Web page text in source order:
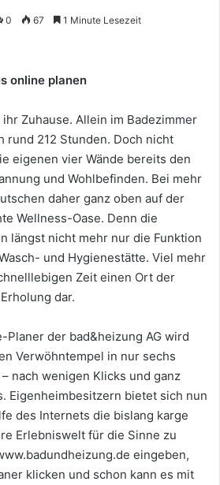
0 67 1 Minute Lesezeit
online planen
Zuhause. Allein im Badezimmer
rund 212 Stunden. Doch nicht
eigenen vier Wände bereits den
und Wohlbefinden. Bei mehr
daher ganz oben auf der
Wellness-Oase. Denn die
längst nicht mehr nur die Funktion
und Hygienestätte. Viel mehr
Zeit einen Ort der
dar.
Planer der bad&heizung AG wird
Verwöhntempel in nur sechs
nach wenigen Klicks und ganz
Eigenheimbesitzern bietet sich nun
des Internets die bislang karge
Erlebniswelt für die Sinne zu
eingeben,
klicken und schon kann es mit